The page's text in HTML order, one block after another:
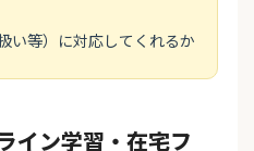
い等）に対応してくれるか
イン学習・在宅フ